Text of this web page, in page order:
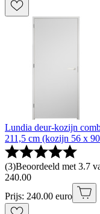
Lundia deur-kozijn
211,5 cm (kozijn 56 x
(3)Beoordeeld met 3.7
240.00
Prijs: 240.00 euro